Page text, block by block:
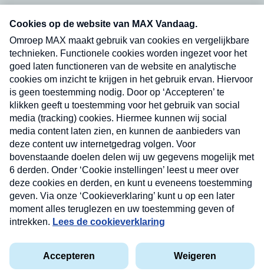
nieuwsbrief. Elke vrijdag- en dinsdagochtend in
uw mailbox.
Verzend
Privacyverklaring
Cookieverklaring
Kwetsbaarheid melden
Nieuwsbrief
Neem hier een gratis abonnement op onze
nieuwsbrief. Elke vrijdag- en dinsdagochtend in uw